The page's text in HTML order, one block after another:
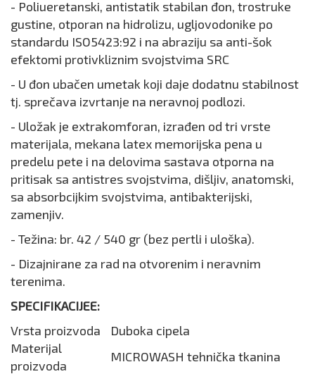
- Poliueretanski, antistatik stabilan đon, trostruke
gustine, otporan na hidrolizu, ugljovodonike po
standardu ISO5423:92 i na abraziju sa anti-šok
efektomi protivkliznim svojstvima SRC
- U đon ubačen umetak koji daje dodatnu stabilnost
tj. sprečava izvrtanje na neravnoj podlozi.
- Uložak je extrakomforan, izrađen od tri vrste
materijala, mekana latex memorijska pena u
predelu pete i na delovima sastava otporna na
pritisak sa antistres svojstvima, dišljiv, anatomski,
sa absorbcijkim svojstvima, antibakterijski,
zamenjiv.
- Težina: br. 42 / 540 gr (bez pertli i uloška).
- Dizajnirane za rad na otvorenim i neravnim
terenima.
SPECIFIKACIJEE:
Vrsta proizvoda
Duboka cipela
Materijal
proizvoda
MICROWASH tehnička tkanina